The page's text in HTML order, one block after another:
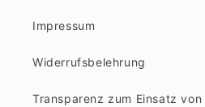
Impressum
Widerrufsbelehrung
Transparenz zum Einsatz